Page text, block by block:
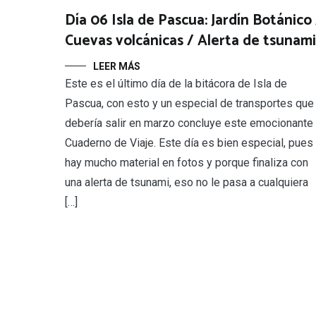
Día 06 Isla de Pascua: Jardín
Cuevas volcánicas / Alerta de tsunami
LEER MÁS
Este es el último día de la bitácora de Isla de
Pascua, con esto y un especial de transportes que
debería salir en marzo concluye este emocionante
Cuaderno de Viaje. Este día es bien especial, pues
hay mucho material en fotos y porque finaliza con
una alerta de tsunami, eso no le pasa a cualquiera
[…]